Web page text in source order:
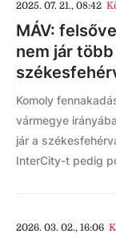
2025. 07. 21., 08:42
MÁV:
nem jár
Komoly
vármegye
jár a
InterCity-t pedig
2026. 03. 02., 16:06